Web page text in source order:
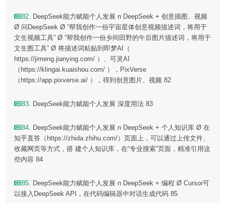
82. DeepSeek能力赋能个人发展 n DeepSeek + 创意插图、视频
Ø 问DeepSeek Ø “帮我创作一份宇宙星体创意视频描述词，将用于
文生视频工具” Ø “帮我创作一份乡间田野的午后图片描述词，将用于
文生图工具” Ø 将描述词粘贴到即梦AI（
https://jimeng.jianying.com/ ）、可灵AI
（https://klingai.kuaishou.com/ ），PixVerse
（https://app.pixverse.ai/ ），得到创意图片、视频 82
83. DeepSeek能力赋能个人发展 深度用法 83
84. DeepSeek能力赋能个人发展 n DeepSeek + 个人知识库 Ø 在
知乎直答（https://zhida.zhihu.com/）页面上，可以通过上传文件、
收藏网页等方式，搭 建个人知识库，在“专业搜索”页面，精准引用这
些内容 84
85. DeepSeek能力赋能个人发展 n DeepSeek + 编程 Ø Cursor可
以接入DeepSeek API，在代码编辑器中对话生成代码 85